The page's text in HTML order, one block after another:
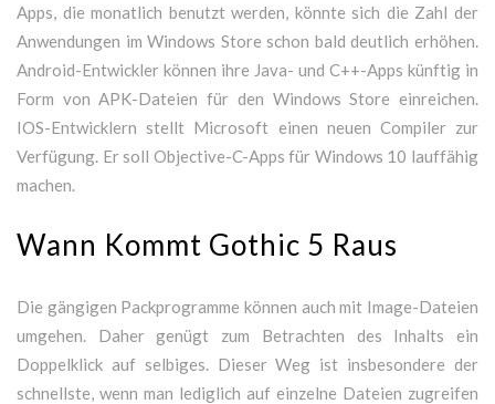
Apps, die monatlich benutzt werden, könnte sich die Zahl der
Anwendungen im Windows Store schon bald deutlich erhöhen.
Android-Entwickler können ihre Java- und C++-Apps künftig in
Form von APK-Dateien für den Windows Store einreichen.
IOS-Entwicklern stellt Microsoft einen neuen Compiler zur
Verfügung. Er soll Objective-C-Apps für Windows 10 lauffähig
machen.
Wann Kommt Gothic 5 Raus
Die gängigen Packprogramme können auch mit Image-Dateien
umgehen. Daher genügt zum Betrachten des Inhalts ein
Doppelklick auf selbiges. Dieser Weg ist insbesondere der
schnellste, wenn man lediglich auf einzelne Dateien zugreifen